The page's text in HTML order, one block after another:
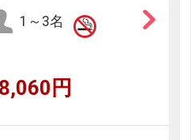
1～3名
円